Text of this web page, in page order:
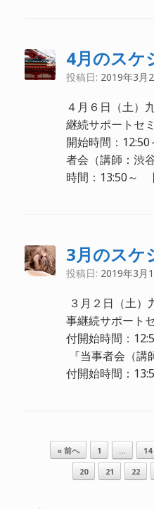
4月のスケ
投稿日: 2019年3月
４月６日（土）
継続サポートセ
開始時間：
者会（講師：渋
時間：13:50～
3月のスケ
投稿日: 2019年3月
３月２日（土
事継続サポート
付開始時間：
『当事者会（
付開始時間：
投稿ナビゲーション
« 前へ 1 … 14
20
21 22